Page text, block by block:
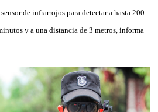
de infrarrojos para detectar a hasta 200
y a una distancia de 3 metros, informa